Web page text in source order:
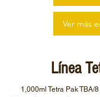
Ver más
Línea
1,000ml Tetra Pak TBA/